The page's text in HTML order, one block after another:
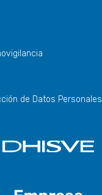
de Datos Personales